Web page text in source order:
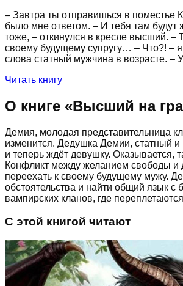
– Завтра ты отправишься в поместье
было мне ответом. – И тебя там
тоже, – откинулся в кресле высший. –
своему будущему супругу… – Что?! –
слова статный мужчина в возрасте. –
Читать книгу
О книге «Высший на
Демия, молодая представительница
изменится. Дедушка Демии, статный
и теперь ждёт девушку. Оказывается,
Конфликт между желанием свободы и
переехать к своему будущему мужу.
обстоятельства и найти общий язык
вампирских кланов, где
С этой книгой читают